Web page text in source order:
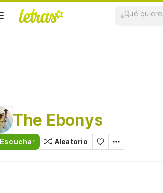
The Ebonys
Escuchar Aleatorio